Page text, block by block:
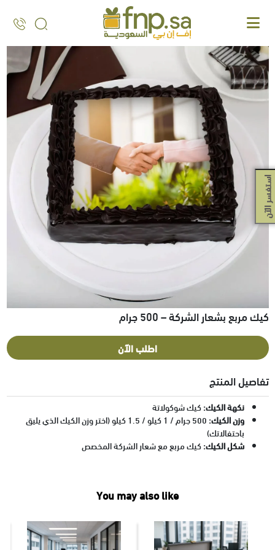
content
استفسر الآن
كيك مربع بشعار الشركة – 500 جرام
اطلب الآن
تفاصيل المنتج
نكهة الكيك:كيك شوكولاتة
وزن الكيك:
500 جرام / 1 كيلو / 1.5 كيلو (اختر وزن الكيك الذي يليق
باحتفالاتك)
شكل الكيك:كيك مربع مع شعار الشركة المخصص
You may also like